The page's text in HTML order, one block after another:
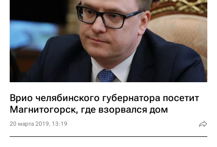
Врио челябинского губернатора посетит
Магнитогорск, где взорвался дом
20 марта 2019, 13:19